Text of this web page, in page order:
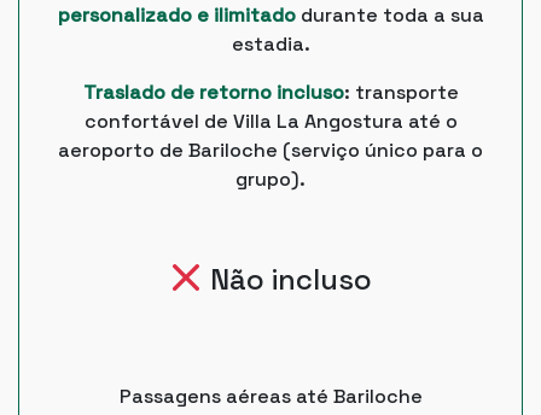
personalizado e ilimitadodurante toda a sua
estadia.
Traslado de retorno incluso: transporte
confortável de Villa La Angostura até o
aeroporto de Bariloche (serviço único para o
grupo).
Não incluso
Passagens aéreas até Bariloche